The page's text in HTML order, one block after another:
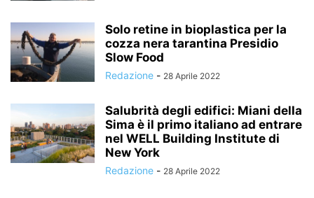
Solo retine in bioplastica per la
cozza nera tarantina Presidio
Slow Food
Redazione - 28 Aprile 2022
Salubrità degli edifici: Miani della
Sima è il primo italiano ad entrare
nel WELL Building Institute di
New York
Redazione - 28 Aprile 2022